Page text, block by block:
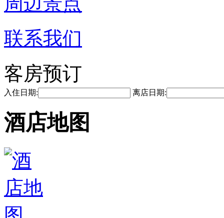
联系我们
客房预订
入住日期: 离店日期:
酒店地图